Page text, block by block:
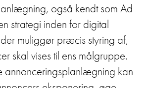
også kendt som Ad
strategi inden for digital
muliggør præcis styring af,
skal vises til ens målgruppe.
annonceringsplanlægning kan